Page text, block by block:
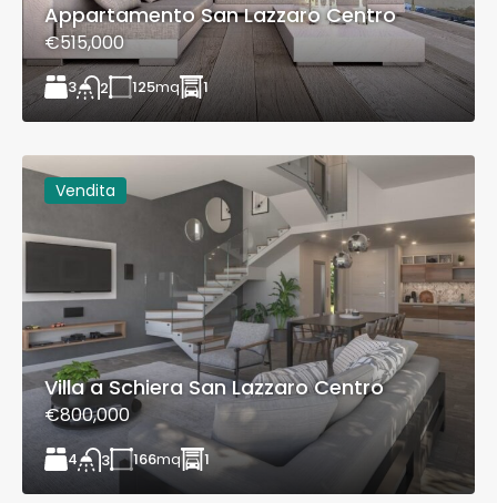
Appartamento San Lazzaro Centro
€515,000
3 2 125mq 1
Vendita
Villa a Schiera San Lazzaro Centro
€800,000
4 3 166mq 1